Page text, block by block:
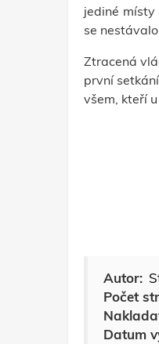
jediné
se
Ztracená
první
všem, kteří
Autor:
Počet
Datum